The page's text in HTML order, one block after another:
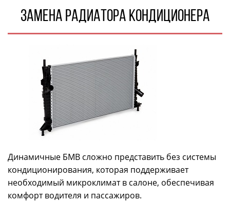
Замена радиатора кондиционера
Динамичные БМВ сложно представить без системы
кондиционирования, которая поддерживает
необходимый микроклимат в салоне, обеспечивая
комфорт водителя и пассажиров.